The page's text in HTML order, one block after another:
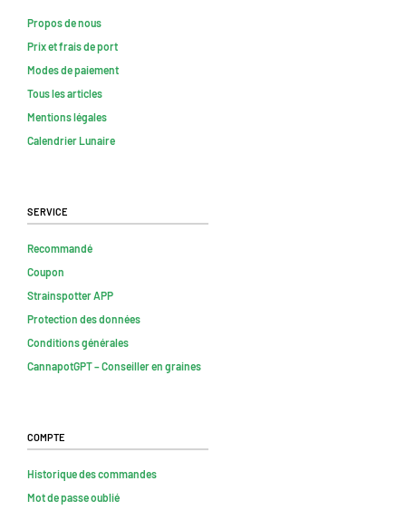
Propos de nous
Prix et frais de port
Modes de paiement
Tous les articles
Mentions légales
Calendrier Lunaire
Service
Recommandé
Coupon
Strainspotter APP
Protection des données
Conditions générales
CannapotGPT – Conseiller en graines
Compte
Historique des commandes
Mot de passe oublié